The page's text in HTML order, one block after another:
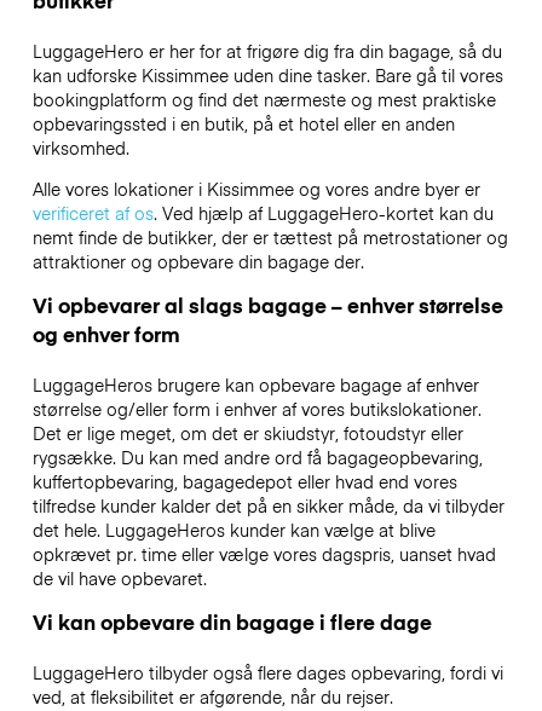
LuggageHero er her for at frigøre dig fra din bagage, så du
kan udforske Kissimmee uden dine tasker. Bare gå til vores
bookingplatform og find det nærmeste og mest praktiske
opbevaringssted i en butik, på et hotel eller en anden
virksomhed.
Alle vores lokationer i Kissimmee og vores andre byer er
verificeret af os. Ved hjælp af LuggageHero-kortet kan du
nemt finde de butikker, der er tættest på metrostationer og
attraktioner og opbevare din bagage der.
Vi opbevarer al slags bagage – enhver størrelse
og enhver form
LuggageHeros brugere kan opbevare bagage af enhver
størrelse og/eller form i enhver af vores butikslokationer.
Det er lige meget, om det er skiudstyr, fotoudstyr eller
rygsække. Du kan med andre ord få bagageopbevaring,
kuffertopbevaring, bagagedepot eller hvad end vores
tilfredse kunder kalder det på en sikker måde, da vi tilbyder
det hele. LuggageHeros kunder kan vælge at blive
opkrævet pr. time eller vælge vores dagspris, uanset hvad
de vil have opbevaret.
Vi kan opbevare din bagage i flere dage
LuggageHero tilbyder også flere dages opbevaring, fordi vi
ved, at fleksibilitet er afgørende, når du rejser.